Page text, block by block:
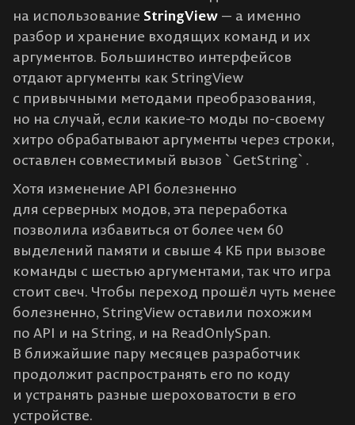
на использование StringView — а именно
разбор и хранение входящих команд и их
аргументов. Большинство интерфейсов
отдают аргументы как StringView
с привычными методами преобразования,
но на случай, если какие-то моды по-своему
хитро обрабатывают аргументы через строки,
оставлен совместимый вызов `GetString`.
Хотя изменение API болезненно
для серверных модов, эта переработка
позволила избавиться от более чем 60
выделений памяти и свыше 4 КБ при вызове
команды с шестью аргументами, так что игра
стоит свеч. Чтобы переход прошёл чуть менее
болезненно, StringView оставили похожим
по API и на String, и на ReadOnlySpan.
В ближайшие пару месяцев разработчик
продолжит распространять его по коду
и устранять разные шероховатости в его
устройстве.